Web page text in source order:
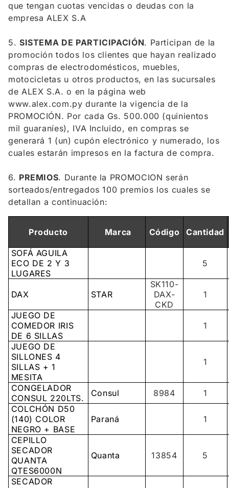
que tengan cuotas vencidas o deudas con la
empresa ALEX S.A
5. SISTEMA DE PARTICIPACIÓN. Participan de la
promoción todos los clientes que hayan realizado
compras de electrodomésticos, muebles,
motocicletas u otros productos, en las sucursales
de ALEX S.A. o en la página web
www.alex.com.py durante la vigencia de la
PROMOCIÓN. Por cada Gs. 500.000 (quinientos
mil guaraníes), IVA Incluido, en compras se
generará 1 (un) cupón electrónico y numerado, los
cuales estarán impresos en la factura de compra.
6. PREMIOS. Durante la PROMOCION serán
sorteados/entregados 100 premios los cuales se
detallan a continuación:
Producto Marca Código Cantidad
SOFÁ AGUILA
ECO DE 2 Y 3
LUGARES
5
DAX STAR
SK110-
DAX-
CKD
1
JUEGO DE
COMEDOR IRIS
DE 6 SILLAS
1
JUEGO DE
SILLONES 4
SILLAS + 1
MESITA
1
CONGELADOR
CONSUL 220LTS.
Consul 8984
1
COLCHÓN D50
(140) COLOR
NEGRO + BASE
Paraná 1
CEPILLO
SECADOR
QUANTA
QTES6000N
Quanta 13854 5
SECADOR